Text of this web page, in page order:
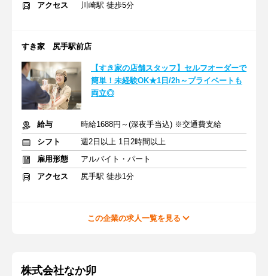
アクセス
川崎駅 徒歩5分
すき家 尻手駅前店
【すき家の店舗スタッフ】セルフオーダーで
簡単！未経験OK★1日/2h～プライベートも
両立◎
給与
時給1688円～(深夜手当込) ※交通費支給
シフト
週2日以上 1日2時間以上
雇用形態
アルバイト・パート
アクセス
尻手駅 徒歩1分
この企業の求人一覧を見る
株式会社なか卯